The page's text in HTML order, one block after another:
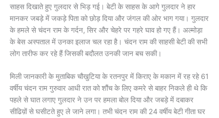
साहस दिखाते हुए गुलदार से भिड़ गई। बेटी के साहस के आगे गुलदार ने हार
मानकर जबड़े में जकड़े पिता को छोड़ दिया और जंगल की ओर भाग गया। गुलदार
के हमले से चंदन राम के गर्दन, सिर और चेहरे पर गहरे घाव हो गए हैं। अल्मोड़ा
के बेस अस्पताल में उनका इलाज चल रहा है। चंदन राम की साहसी बेटी की सभी
लोग तारीफ कर रहे हैं जिसकी बदौलत उनकी जान बच सकी।
मिली जानकारी के मुताबिक चौखुटिया के रतनपुर में किराए के मकान में रह रहे 61
वर्षीय चंदन राम गुरुवार आधी रात को शौंच के लिए कमरे से बाहर निकले ही थे कि
पहले से घात लगाए गुलदार ने उन पर हमला बोल दिया और जबड़े में दबाकर
सीढिय़ों से घसीटते हुए ले जाने लगा। तभी चंदन राम की 24 वर्षीय बेटी गीता घर